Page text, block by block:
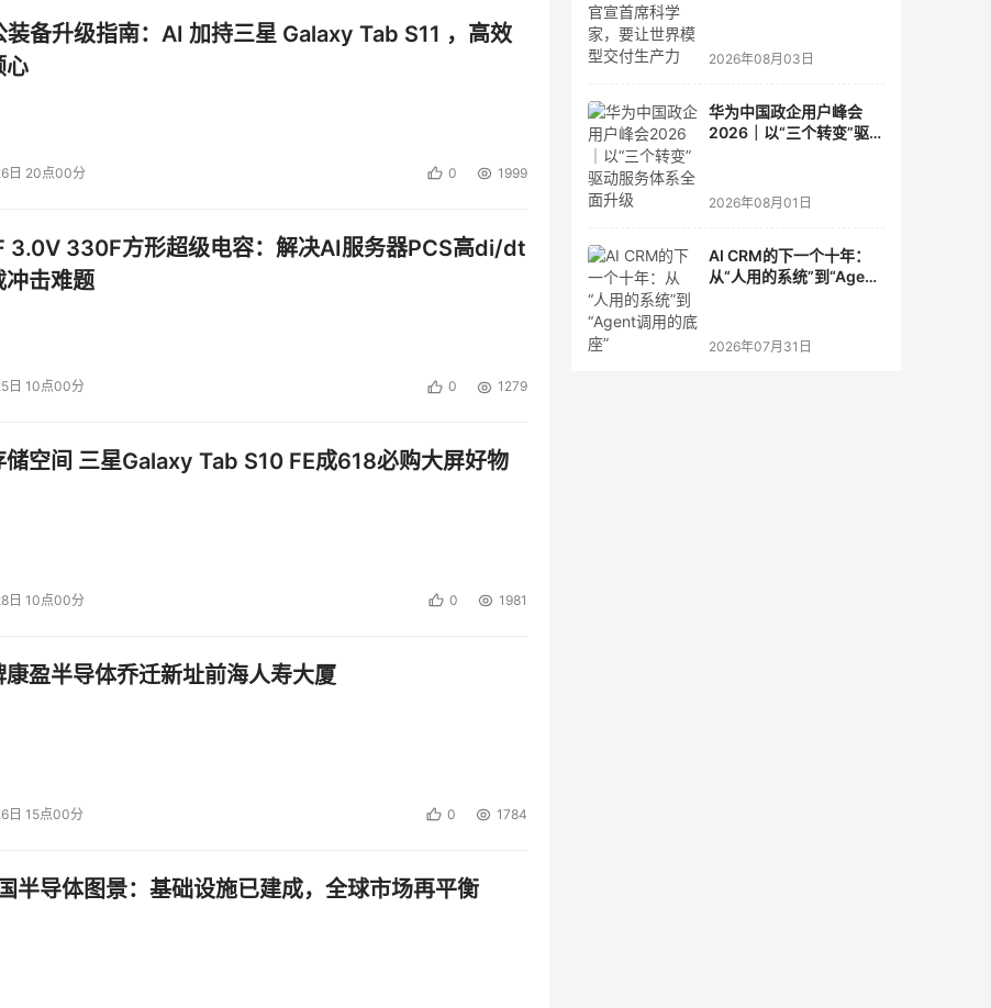
装备升级指南：AI 加持三星 Galaxy Tab S11 ，高效
心
日 20点00分 0 1999
3.0V 330F方形超级电容：解决AI服务器PCS高di/dt
冲击难题
日 10点00分 0 1279
储空间 三星Galaxy Tab S10 FE成618必购大屏好物
日 10点00分 0 1981
康盈半导体乔迁新址前海人寿大厦
日 15点00分 0 1784
半导体图景：基础设施已建成，全球市场再平衡
2026年08月03日
华为中国政企用户峰会
2026｜以“三个转变”驱动
2026年08月01日
AI CRM的下一个十年：
从“人用的系统”到“Agent
2026年07月31日